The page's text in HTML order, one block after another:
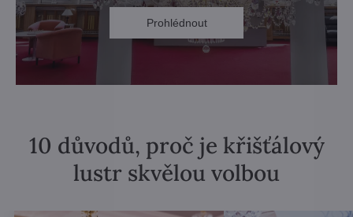
Prohlédnout
10 důvodů, proč je křišťálový
lustr skvělou volbou